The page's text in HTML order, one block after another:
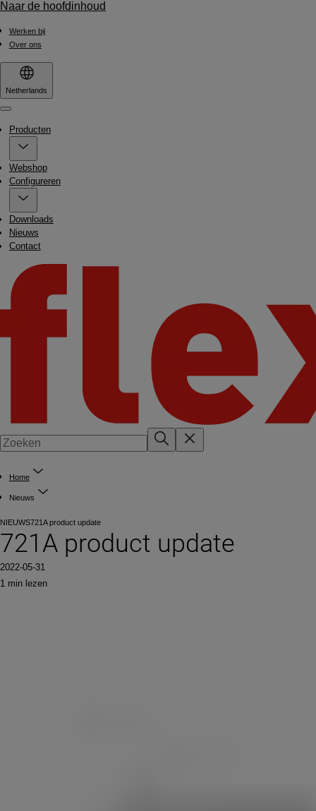
Naar de hoofdinhoud
Werken bij
Over ons
Netherlands
Producten
Webshop
Configureren
Downloads
Nieuws
Contact
Home
Nieuws
NIEUWS721A product update
721A product update
2022-05-31
1 min lezen